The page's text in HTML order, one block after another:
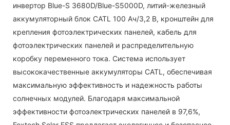
инвертор Blue-S 3680D/Blue-S5000D, литий-железный
аккумуляторный блок CATL 100 Ач/3,2 В, кронштейн для
крепления фотоэлектрических панелей, кабель для
фотоэлектрических панелей и распределительную
коробку переменного тока. Система использует
высококачественные аккумуляторы CATL, обеспечивая
максимальную эффективность и надежность работы
солнечных модулей. Благодаря максимальной
эффективности фотоэлектрических панелей в 97,6%,